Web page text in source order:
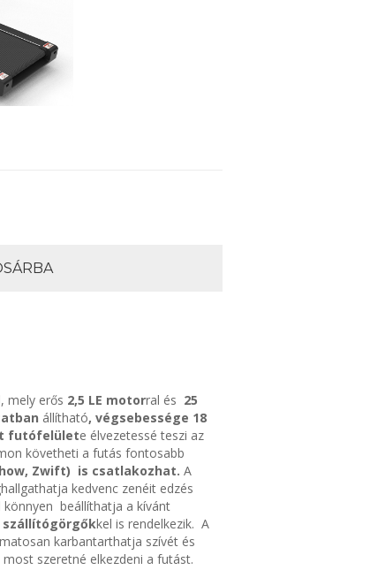
mely erős 2,5 LE motorral és 25
állítható, végsebessége 18
futófelülete élvezetessé teszi az
követheti a futás fontosabb
Zwift) is csatlakozhat. A
kedvenc zenéit edzés
könnyen beállíthatja a kívánt
szállítógörgőkkel is rendelkezik. A
karbantarthatja szívét és
szeretné elkezdeni a futást.